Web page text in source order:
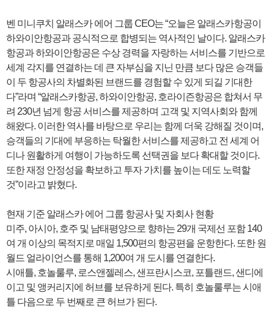
벤 미니쿠치 알래스카 에어 그룹 CEO는 “오늘은 알래스카항공이
하와이안항공과 공식적으로 합병되는 역사적인 날이다. 알래스카
항공과 하와이안항공은 수상 경력을 자랑하는 서비스를 기반으로
세계 각지를 연결하는 데 큰 자부심을 지닌 만큼 보다 많은 승객들
이 두 항공사의 차별화된 브랜드를 경험할 수 있게 되길 기대한
다”라며 “알래스카항공, 하와이안항공, 호라이즌항공은 합쳐서 무
려 230년 넘게 항공 서비스를 제공하며 고객 및 지역사회와 함께
해왔다. 이러한 역사를 바탕으로 우리는 함께 더욱 강해질 것이며,
승객들의 기대에 부응하는 탁월한 서비스를 제공하고 전 세계 어
디나 원활하게 여행이 가능하도록 선택권을 보다 확대할 것이다.
또한 재정 안정성을 확보하고 투자 가치를 높이는 데도 노력할
것”이라고 밝혔다.
현재 기준 알래스카 에어 그룹 항공사 및 자회사 현황
미주, 아시아, 호주 및 남태평양으로 향하는 29개 국제선 포함 140
여 개 이상의 목적지로 매일 1,500편의 항공편을 운항한다. 또한 원
월드 얼라이언스를 통해 1,200여 개 도시를 연결한다.
시애틀, 호놀룰루, 로스앤젤레스, 샌프란시스코, 포틀랜드, 샌디에
이고 및 앵커리지에 허브를 보유하게 된다. 특히 호놀룰루는 시애
틀 다음으로 두 번째로 큰 허브가 된다.